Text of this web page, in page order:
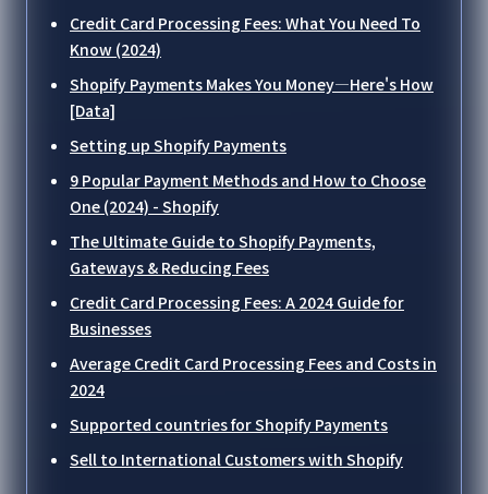
Credit Card Processing Fees: What You Need To
Know (2024)
Shopify Payments Makes You Money—Here's How
[Data]
Setting up Shopify Payments
9 Popular Payment Methods and How to Choose
One (2024) - Shopify
The Ultimate Guide to Shopify Payments,
Gateways & Reducing Fees
Credit Card Processing Fees: A 2024 Guide for
Businesses
Average Credit Card Processing Fees and Costs in
2024
Supported countries for Shopify Payments
Sell to International Customers with Shopify